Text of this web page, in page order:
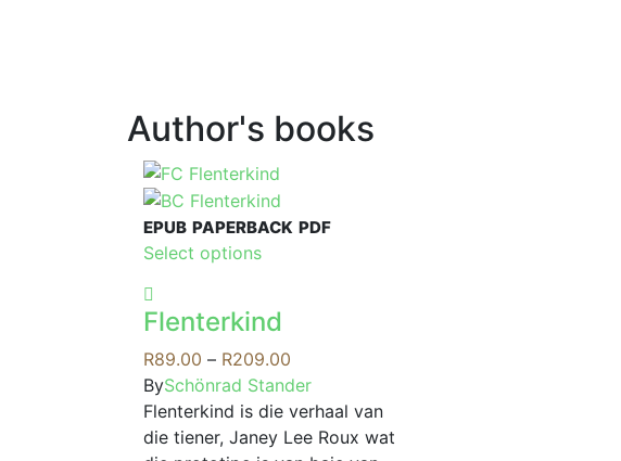
Author's books
EPUB PAPERBACK PDF
Select optionsThis
multiple
variants.
The
options
may
Flenterkind
R89.00 – R209.00
range:
R89.00
through
BySchönrad Stander
Flenterkind is die verhaal van
die tiener, Janey Lee Roux wat